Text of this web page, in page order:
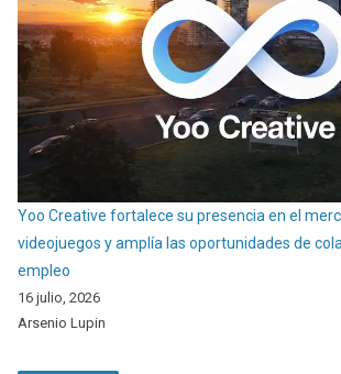
Yoo Creative fortalece su presencia en el
videojuegos y amplía las oportunidades de
empleo
16 julio, 2026
Arsenio Lupin